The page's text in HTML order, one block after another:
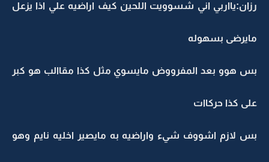
رزان:يااربي اني شسوويت اللحين كيف اراضيه علي اذا يزعل
مايرضى بسهوله
بس هوو بعد المفرووض مايسوي مثل كذا مقاالب هو كبر
على كذا حركاات
بس لازم اشووف شيء واراضيه به مايصير اخليه نايم وهو